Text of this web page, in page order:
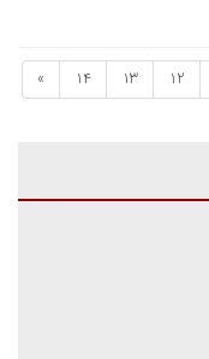
12
13
14
»